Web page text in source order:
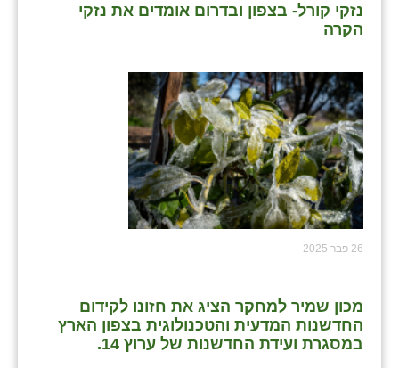
נזקי קורל- בצפון ובדרום אומדים את נזקי
הקרה
26 פבר 2025
מכון שמיר למחקר הציג את חזונו לקידום
החדשנות המדעית והטכנולוגית בצפון הארץ
במסגרת ועידת החדשנות של ערוץ 14.